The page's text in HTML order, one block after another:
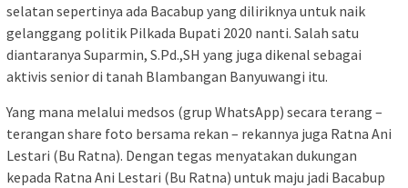
selatan sepertinya ada Bacabup yang diliriknya untuk naik
gelanggang politik Pilkada Bupati 2020 nanti. Salah satu
diantaranya Suparmin, S.Pd.,SH yang juga dikenal sebagai
aktivis senior di tanah Blambangan Banyuwangi itu.
Yang mana melalui medsos (grup WhatsApp) secara terang –
terangan share foto bersama rekan – rekannya juga Ratna Ani
Lestari (Bu Ratna). Dengan tegas menyatakan dukungan
kepada Ratna Ani Lestari (Bu Ratna) untuk maju jadi Bacabup